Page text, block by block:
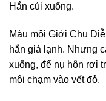
Hắn cúi xuống.
Màu môi Giới Chu
hắn giá lạnh. Nhưng
xuống, để nụ hôn rơi
môi chạm vào vết đỏ.